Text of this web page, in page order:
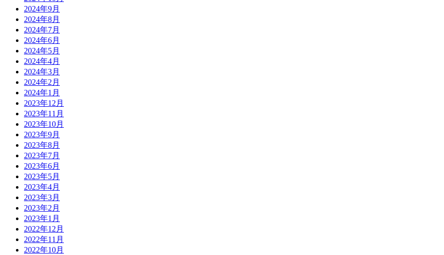
2024年9月
2024年8月
2024年7月
2024年6月
2024年5月
2024年4月
2024年3月
2024年2月
2024年1月
2023年12月
2023年11月
2023年10月
2023年9月
2023年8月
2023年7月
2023年6月
2023年5月
2023年4月
2023年3月
2023年2月
2023年1月
2022年12月
2022年11月
2022年10月